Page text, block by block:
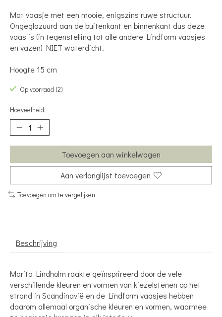
Mat vaasje met een mooie, enigszins ruwe structuur.
Ongeglazuurd aan de buitenkant en binnenkant dus deze
vaas is (in tegenstelling tot alle andere Lindform vaasjes
en vazen) NIET waterdicht.
Hoogte 15 cm
Op voorraad (2)
Hoeveelheid:
Toevoegen aan winkelwagen
Aan verlanglijst toevoegen
Toevoegen om te vergelijken
Beschrijving
Marita Lindholm raakte geïnsprireerd door de vele
verschillende kleuren en vormen van kiezelstenen op het
strand in Scandinavië en de Lindform vaasjes hebben
daarom allemaal organische kleuren en vormen, waarmee